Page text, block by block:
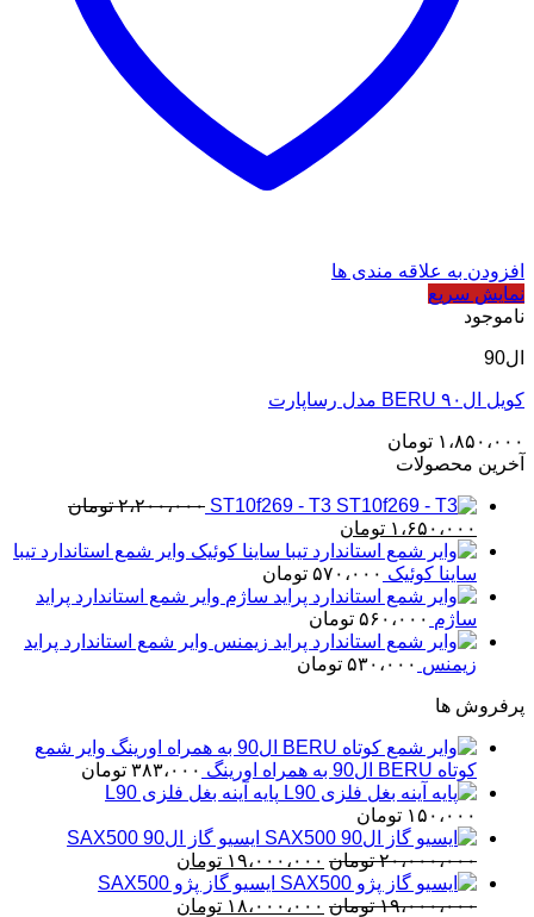
افزودن به علاقه مندی ها
نمایش سریع
ناموجود
ال90
کویل ال۹۰ BERU مدل رساپارت
۱،۸۵۰،۰۰۰ تومان
آخرین محصولات
ST10f269 - T3 ۲،۲۰۰،۰۰۰ تومان
قیمت
اصلی
۲،۲۰۰،۰۰۰ تومان
بود.
۱،۶۵۰،۰۰۰ تومان
فعلی
است.
وایر شمع استاندارد تیبا
ساینا کوئیک ۵۷۰،۰۰۰ تومان
وایر شمع استاندارد پراید
ساژم ۵۶۰،۰۰۰ تومان
وایر شمع استاندارد پراید
زیمنس ۵۳۰،۰۰۰ تومان
پرفروش ها
وایر شمع
کوتاه BERU ال90 به همراه اورینگ
۳۸۳،۰۰۰ تومان
پایه آینه بغل فلزی L90
۱۵۰،۰۰۰ تومان
ایسیو گاز ال90 SAX500
۲۰،۰۰۰،۰۰۰ تومان قیمت
اصلی
۲۰،۰۰۰،۰۰۰ تومان
۱۹،۰۰۰،۰۰۰ تومان
فعلیایسیو گاز پژو SAX500
۱۹،۰۰۰،۰۰۰ تومان قیمت
۱۸،۰۰۰،۰۰۰ تومان